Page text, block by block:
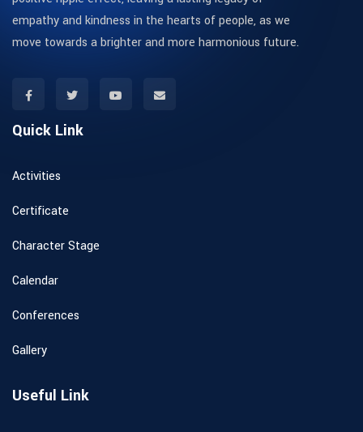
empathy and kindness in the hearts of people, as we
move towards a brighter and more harmonious future.
Quick Link
Activities
Certificate
Character Stage
Calendar
Conferences
Gallery
Useful Link